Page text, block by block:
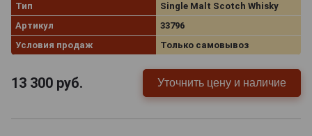
Тип
Single Malt Scotch Whisky
Артикул
33796
Условия продаж
Только самовывоз
13 300 руб. Уточнить цену и наличие